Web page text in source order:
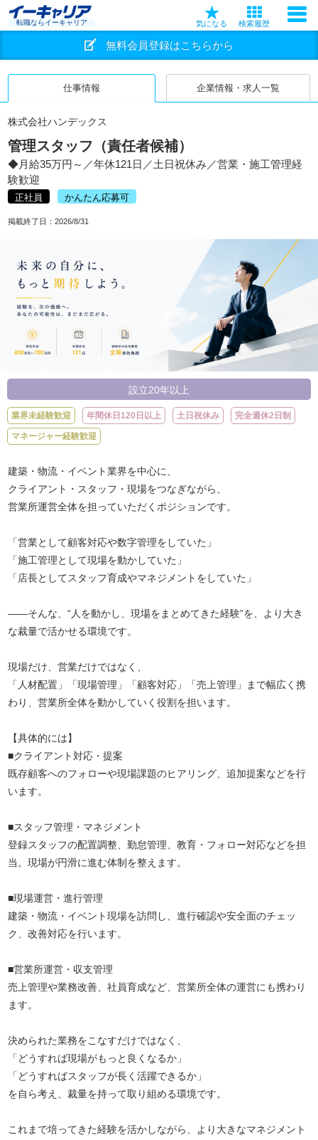
転職ならイーキャリア 気になる 検索履歴
無料会員登録はこちらから
仕事情報 企業情報・求人一覧
株式会社ハンデックス
管理スタッフ（責任者候補）
◆月給35万円～／年休121日／土日祝休み／営業・施工管理経
験歓迎
正社員 かんたん応募可
掲載終了日： 2026/8/31
設立20年以上
業界未経験歓迎 年間休日120日以上 土日祝休み 完全週休2日制
マネージャー経験歓迎
建築・物流・イベント業界を中心に、
クライアント・スタッフ・現場をつなぎながら、
営業所運営全体を担っていただくポジションです。
「営業として顧客対応や数字管理をしていた」
「施工管理として現場を動かしていた」
「店長としてスタッフ育成やマネジメントをしていた」
——そんな、“人を動かし、現場をまとめてきた経験”を、より大き
な裁量で活かせる環境です。
現場だけ、営業だけではなく、
「人材配置」「現場管理」「顧客対応」「売上管理」まで幅広く携
わり、営業所全体を動かしていく役割を担います。
【具体的には】
■クライアント対応・提案
既存顧客へのフォローや現場課題のヒアリング、追加提案などを行
います。
■スタッフ管理・マネジメント
登録スタッフの配置調整、勤怠管理、教育・フォロー対応などを担
当。現場が円滑に進む体制を整えます。
■現場運営・進行管理
建築・物流・イベント現場を訪問し、進行確認や安全面のチェッ
ク、改善対応を行います。
■営業所運営・収支管理
売上管理や業務改善、社員育成など、営業所全体の運営にも携わり
ます。
決められた業務をこなすだけではなく、
「どうすれば現場がもっと良くなるか」
「どうすればスタッフが長く活躍できるか」
を自ら考え、裁量を持って取り組める環境です。
これまで培ってきた経験を活かしながら、より大きなマネジメント